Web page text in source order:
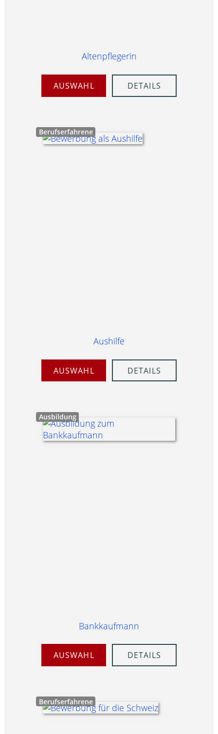
Altenpflegerin
AUSWAHL DETAILS
Berufserfahrene
Aushilfe
AUSWAHL DETAILS
Ausbildung
Bankkaufmann
AUSWAHL DETAILS
Berufserfahrene